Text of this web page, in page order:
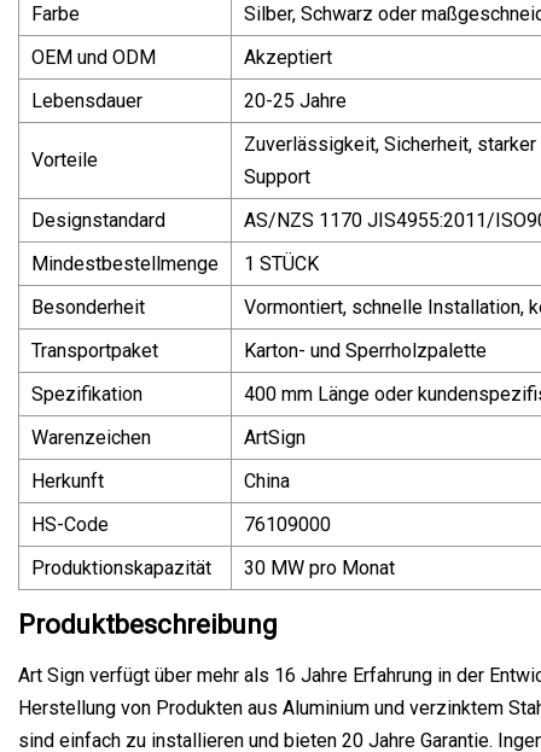
Farbe
Silber, Schwarz oder
OEM und ODM
Akzeptiert
Lebensdauer
20-25 Jahre
Vorteile
Zuverlässigkeit, Sicherheit,
Support
Designstandard
AS/NZS 1170 JIS4955:2011/
Mindestbestellmenge
1 STÜCK
Besonderheit
Vormontiert, schnelle Installation,
Transportpaket
Karton- und Sperrholzpalette
Spezifikation
400 mm Länge oder
Warenzeichen
ArtSign
Herkunft
China
HS-Code
76109000
Produktionskapazität
30 MW pro Monat
Produktbeschreibung
Art Sign verfügt über mehr als 16 Jahre Erfahrung in der
Herstellung von Produkten aus Aluminium und verzinktem
sind einfach zu installieren und bieten 20 Jahre Garantie.